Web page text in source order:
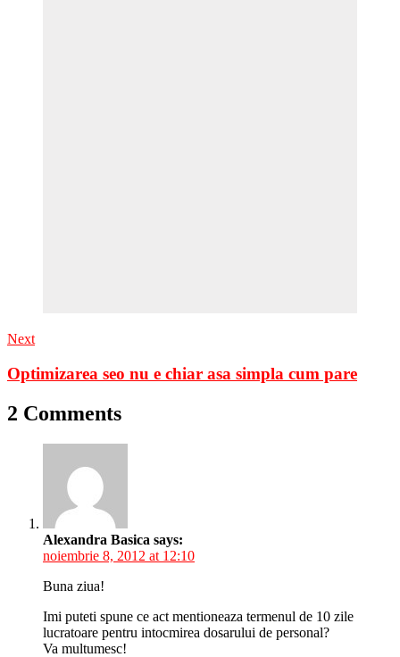
Next
Optimizarea seo nu e chiar asa simpla cum pare
2 Comments
Alexandra Basica says:
noiembrie 8, 2012 at 12:10
Buna ziua!
Imi puteti spune ce act mentioneaza termenul de 10 zile
lucratoare pentru intocmirea dosarului de personal?
Va multumesc!